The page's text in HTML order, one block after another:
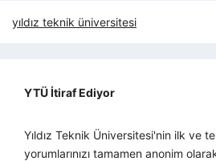
yıldız teknik üniversitesi
YTÜ İtiraf Ediyor
Yıldız Teknik Üniversitesi'nin ilk ve
yorumlarınızı tamamen anonim